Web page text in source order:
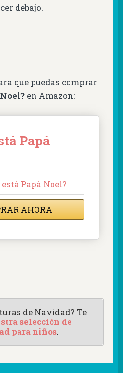
debajo.
que puedas comprar
en Amazon:
Papá
AHORA
de Navidad? Te
selección de
para niños.